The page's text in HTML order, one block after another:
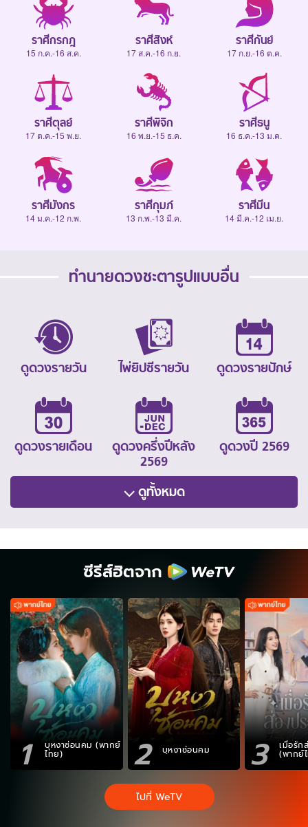
ราศีกรกฎ
15 ก.ค.-16 ส.ค.
ราศีสิงห์
17 ส.ค.-16 ก.ย.
ราศีกันย์
17 ก.ย.-16 ต.ค.
ราศีตุลย์
17 ต.ค.-15 พ.ย.
ราศีพิจิก
16 พ.ย.-15 ธ.ค.
ราศีธนู
16 ธ.ค.-13 ม.ค.
ราศีมังกร
14 ม.ค.-12 ก.พ.
ราศีกุมภ์
13 ก.พ.-13 มี.ค.
ราศีมีน
14 มี.ค.-12 เม.ย.
ทำนายดวงชะตารูปแบบอื่น
ดูดวงรายวัน ไพ่ยิปซีรายวัน ดูดวงรายปักษ์
ดูดวงรายเดือน
ดูดวงครึ่งปีหลัง
2569
ดูดวงปี 2569
ดูทั้งหมด
ซีรีส์ฮิตจาก
1 บุหงาซ่อนคม (พากย์
ไทย) 2 บุหงาซ่อนคม 3 เมื่อรัก
(พากย์
ไปที่ WeTV